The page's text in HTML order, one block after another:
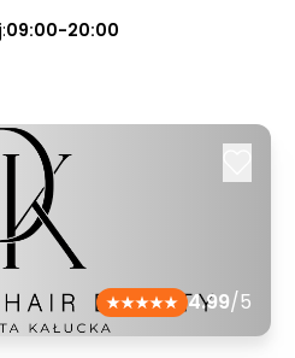
09:00-20:00
4.99/5